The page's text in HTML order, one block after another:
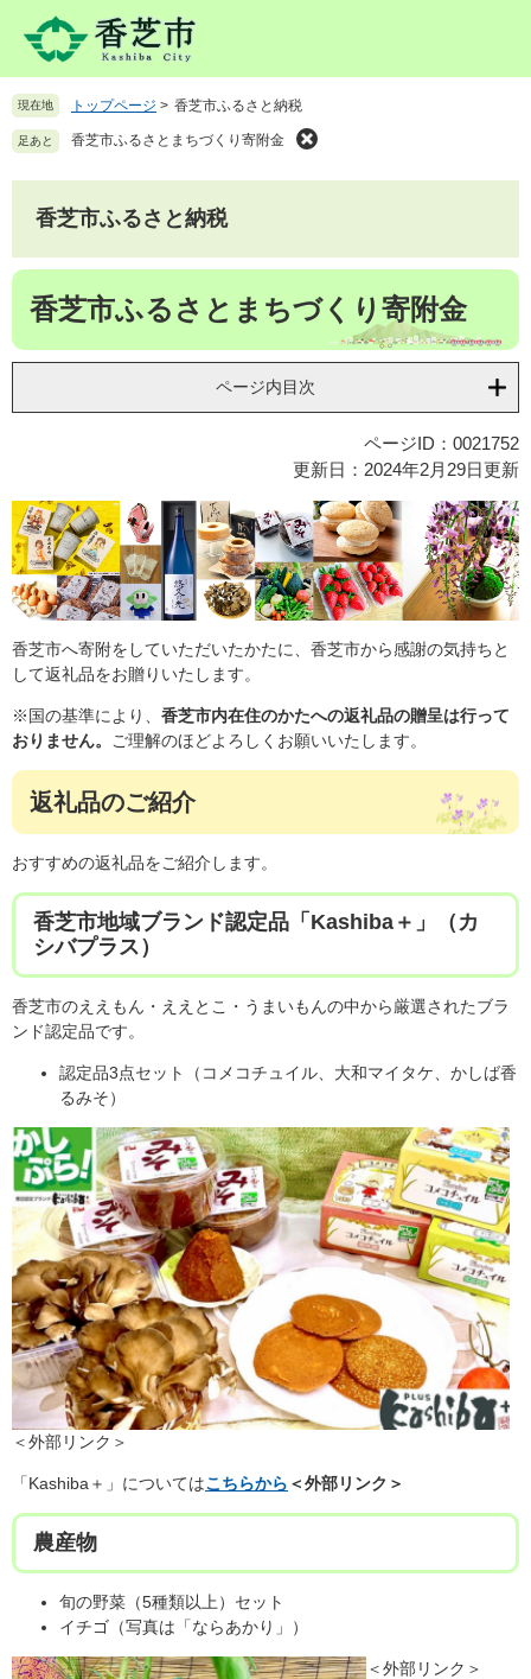
先
頭
す
を
飛
し
文
現在地 トップページ > 香芝市ふるさと納税
足あと 香芝市ふるさとまちづくり寄附金
香芝市ふるさと納税
本
香芝市ふるさとまちづくり寄附金
ページ内目次
ページID：0021752
更新日：2024年2月29日更新
香芝市へ寄附をしていただいたかたに、香芝市から感謝の気持ちと
して返礼品をお贈りいたします。
※国の基準により、 香芝市内在住のかたへの返礼品の贈呈は行って
おりません。
ご理解のほどよろしくお願いいたします。
返礼品のご紹介
おすすめの返礼品をご紹介します。​
香芝市地域ブランド認定品「Kashiba＋」（カ
シバプラス）
香芝市のええもん・ええとこ・うまいもんの中から厳選されたブラ
ンド認定品です。
認定品3点セット（コメコチュイル、大和マイタケ、かしば香
るみそ）
＜外部リンク＞
「Kashiba＋」についてはこちらから ＜外部リンク＞
農産物
旬の野菜（5種類以上）セット
イチゴ（写真は「ならあかり」）
＜外部リンク＞